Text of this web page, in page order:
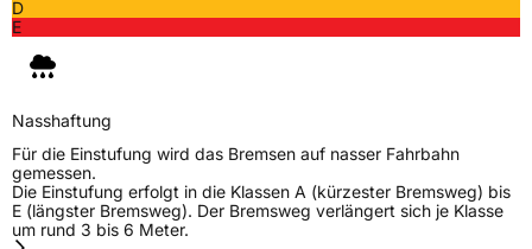
D
E
Nasshaftung
Für die Einstufung wird das Bremsen auf nasser Fahrbahn
gemessen.
Die Einstufung erfolgt in die Klassen A (kürzester Bremsweg) bis
E (längster Bremsweg). Der Bremsweg verlängert sich je Klasse
um rund 3 bis 6 Meter.